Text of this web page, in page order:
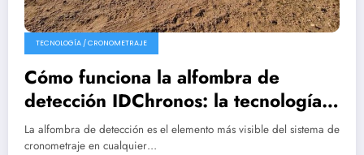
TECNOLOGÍA / CRONOMETRAJE
Cómo funciona la alfombra de
detección IDChronos: la tecnología
que hay bajo tus pies en la meta
La alfombra de detección es el elemento más visible del sistema de
cronometraje en cualquier…